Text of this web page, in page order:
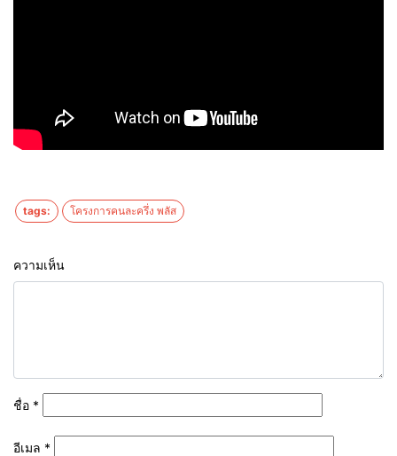
tags: โครงการคนละครึ่ง พลัส
ความเห็น
ชื่อ *
อีเมล *